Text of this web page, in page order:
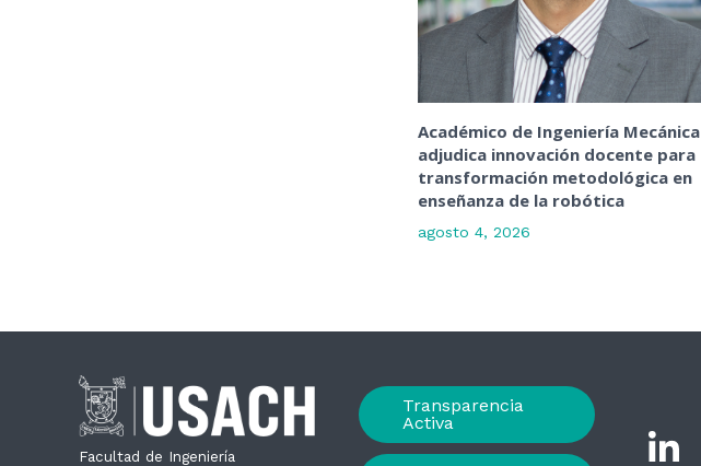
Académico de Ingeniería Mecánica
adjudica innovación docente para
transformación metodológica en
enseñanza de la robótica
agosto 4, 2026
Facultad de Ingeniería
Transparencia
Activa